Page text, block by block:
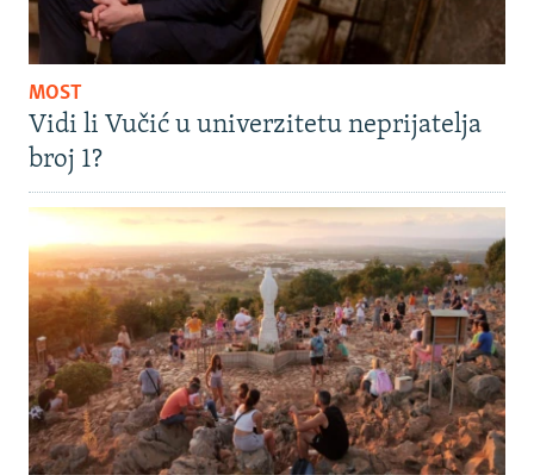
MOST
Vidi li Vučić u univerzitetu neprijatelja
broj 1?